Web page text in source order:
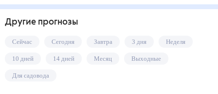
Другие прогнозы
Сейчас Сегодня Завтра 3 дня Неделя
10 дней 14 дней Месяц Выходные
Для садовода